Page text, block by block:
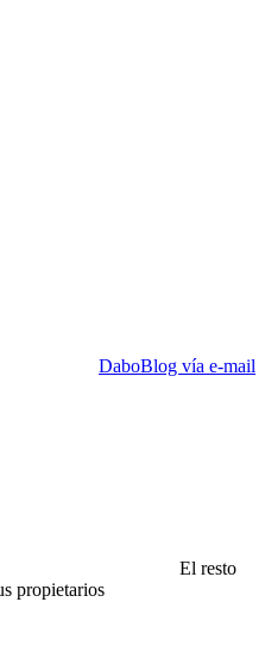
DaboBlog vía e-mail
El resto
propietarios